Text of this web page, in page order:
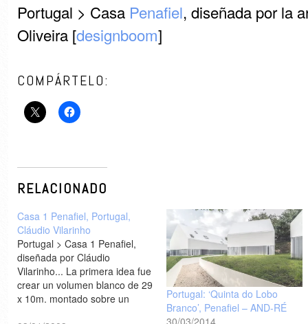
Portugal > Casa Penafiel, diseñada por la
Oliveira [designboom]
COMPÁRTELO:
RELACIONADO
Casa 1 Penafiel, Portugal,
Cláudio Vilarinho
Portugal > Casa 1 Penafiel,
diseñada por Cláudio
Vilarinho... La primera idea fue
crear un volumen blanco de 29
x 10m. montado sobre un
Portugal: ‘Quinta do Lobo
Branco’, Penafiel – AND-RÉ